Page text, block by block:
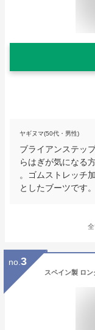
ヤギヌマ(50代・男性)
ブライアンステッ
らはぎが気になる
。ゴムストレッチ
としたブーツです。
no. 3